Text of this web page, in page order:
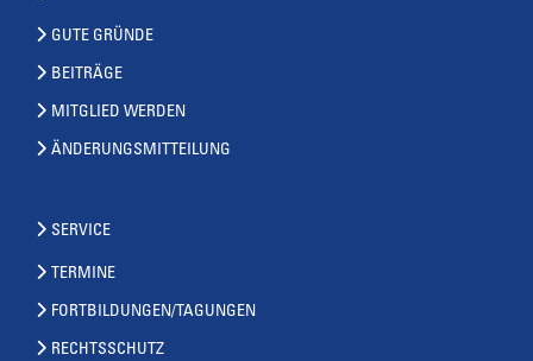
GUTE GRÜNDE
BEITRÄGE
MITGLIED WERDEN
ÄNDERUNGSMITTEILUNG
SERVICE
TERMINE
FORTBILDUNGEN/TAGUNGEN
RECHTSSCHUTZ